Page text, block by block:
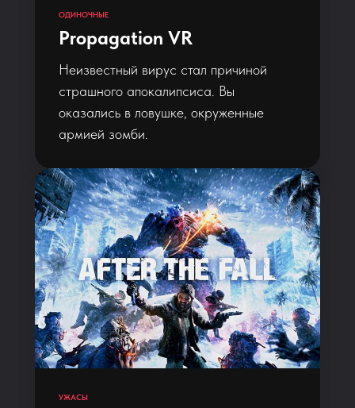
ОДИНОЧНЫЕ
Propagation VR
Неизвестный вирус стал причиной
страшного апокалипсиса. Вы
оказались в ловушке, окруженные
армией зомби.
УЖАСЫ